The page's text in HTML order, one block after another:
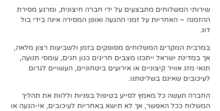
מתבצעים על ידי חברה חיצונית, ומרגע מסירת
על זמני ההגעה ואופן המסירה אינה בידי בול
המשלוחים מסופקים בזמן ולשביעות רצון מלאה,
ייתכנו מצבים חריגים כגון חגים, עומסי תנועה,
או אירועים ביטחוניים, העשויים לגרום
בשליטתנו.
מאמץ לסייע בטיפול בפניות וללוות את תהליך
אך לא תישא באחריות לעיכובים, אי-הגעה או